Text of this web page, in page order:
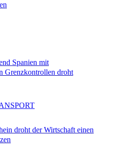
Spanien mit
Grenzkontrollen droht
droht der Wirtschaft einen